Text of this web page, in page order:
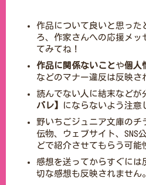
作品について良いと思った
ろ、作家さんへの応援メッ
てみてね！
作品に関係ないことや個人
などのマナー違反は反映さ
読んでない人に結末などが
バレ】
にならないよう注意
野いちごジュニア文庫のチ
伝物、ウェブサイト、SNS
どで紹介させてもらう可能
感想を送ってからすぐには
切な感想も反映されません。